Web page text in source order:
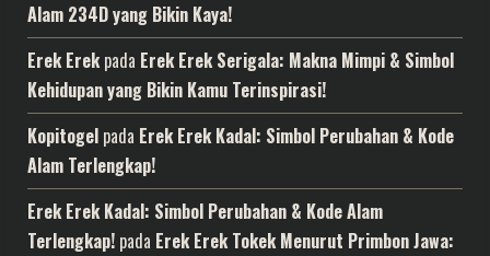
Alam 234D yang Bikin Kaya!
Erek Erekpada Erek Erek Serigala: Makna Mimpi & Simbol
Kehidupan yang Bikin Kamu Terinspirasi!
Kopitogel pada Erek Erek Kadal: Simbol Perubahan & Kode
Alam Terlengkap!
Erek Erek Kadal: Simbol Perubahan & Kode Alam
Terlengkap! pada Erek Erek Tokek Menurut Primbon Jawa: